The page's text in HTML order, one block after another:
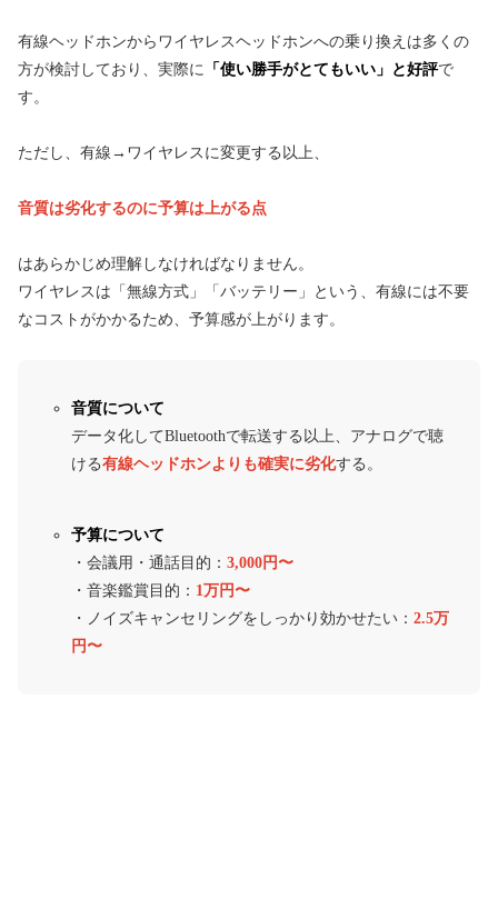
有線ヘッドホンからワイヤレスヘッドホンへの乗り換えは多くの
方が検討しており、実際に
「使い勝手がとてもいい」と好評で
す。
ただし、有線→ワイヤレスに変更する以上、
音質は劣化するのに予算は上がる点
はあらかじめ理解しなければなりません。
ワイヤレスは「無線方式」「バッテリー」という、有線には不要
なコストがかかるため、予算感が上がります。
音質について
データ化してBluetoothで転送する以上、アナログで聴
ける有線ヘッドホンよりも確実に劣化する。
予算について
・会議用・通話目的： 3,000円〜
・音楽鑑賞目的： 1万円〜
・ノイズキャンセリングをしっかり効かせたい： 2.5万
円〜